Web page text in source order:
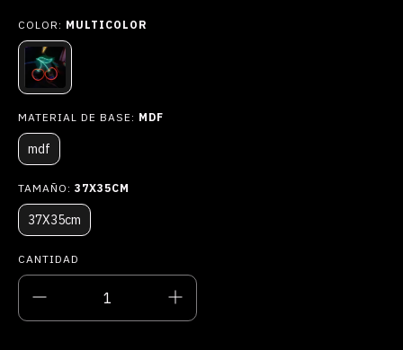
COLOR: MULTICOLOR
MATERIAL DE BASE: MDF
mdf
TAMAÑO: 37X35CM
37X35cm
CANTIDAD